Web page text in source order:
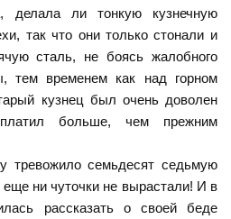
делала ли тонкую кузнечную
так что они только стонали и
сталь, не боясь жалобного
тем временем как над горном
кузнец был очень доволен
больше, чем прежним
тревожило семьдесят седьмую
ни чуточки не вырастали! И в
рассказать о своей беде